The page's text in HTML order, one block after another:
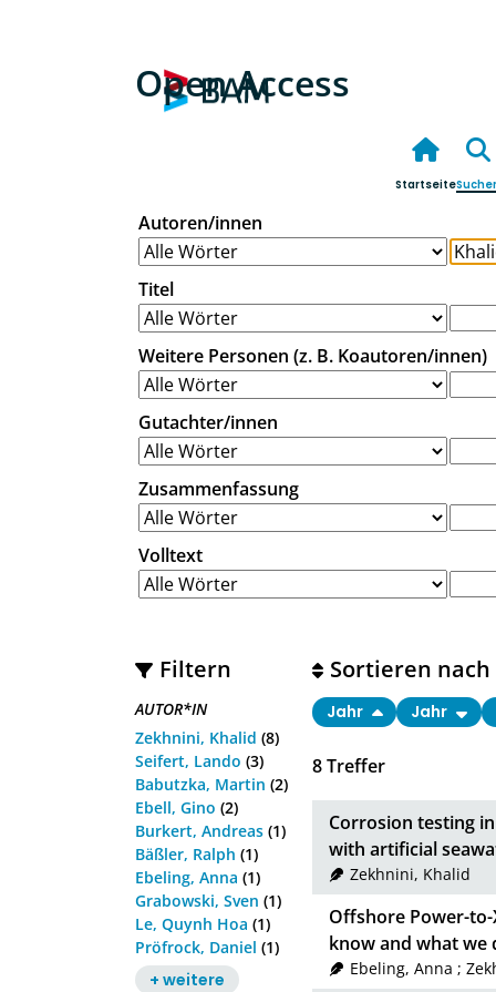
Open Access
Startseite
Autoren/innen
Titel
Weitere Personen (z. B. Koautoren/innen)
Gutachter/innen
Zusammenfassung
Volltext
Filtern
AUTOR*IN
Zekhnini, Khalid (8)
Seifert, Lando (3)
Babutzka, Martin (2)
Ebell, Gino (2)
Burkert, Andreas (1)
Bäßler, Ralph (1)
Ebeling, Anna (1)
Grabowski, Sven (1)
Le, Quynh Hoa (1)
Pröfrock, Daniel (1)
+ weitere
8Treffer
Sortieren nach
Jahr Jahr
Corrosion testing
with artificial
Zekhnini, Khalid
Offshore Power-
know and what we
Ebeling, Anna ;